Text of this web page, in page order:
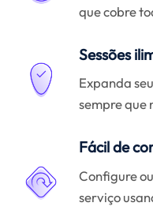
que cobre
Sessões
Expanda
sempre que
Fácil de
Configure
serviço